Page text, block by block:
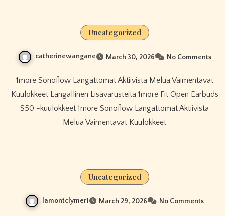
Uncategorized
catherinewangane March 30, 2026 No Comments
1more Sonoflow Langattomat Aktiivista Melua Vaimentavat
Kuulokkeet Langallinen Lisävarusteita 1more Fit Open Earbuds
S50 -kuulokkeet 1more Sonoflow Langattomat Aktiivista
Melua Vaimentavat Kuulokkeet
Uncategorized
lamontclymer1 March 29, 2026 No Comments